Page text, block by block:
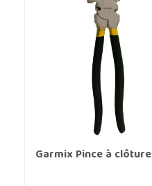
Garmix Pince à clôture